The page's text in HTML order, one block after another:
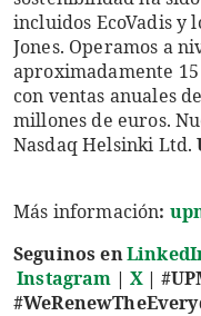
incluidos EcoVadis y
Jones. Operamos a
aproximadamente
con ventas anuales
millones de euros.
Nasdaq Helsinki Ltd.
Más información:
Seguinos en
Instagram |X |